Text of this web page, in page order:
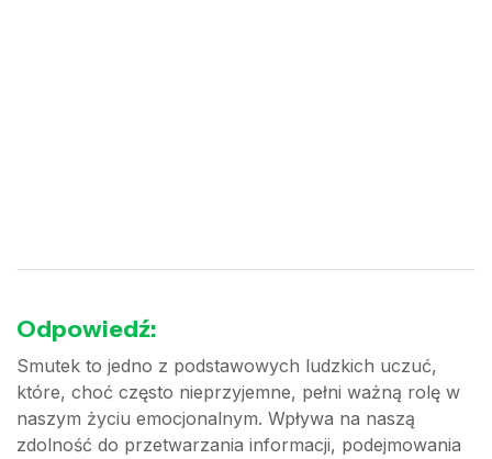
Odpowiedź:
Smutek to jedno z podstawowych ludzkich uczuć,
które, choć często nieprzyjemne, pełni ważną rolę w
naszym życiu emocjonalnym. Wpływa na naszą
zdolność do przetwarzania informacji, podejmowania